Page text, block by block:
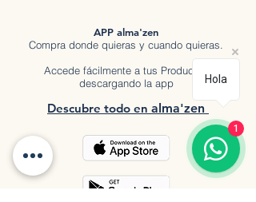
APP alma'zen
Compra donde quieras y cuando quieras.
Accede fácilmente a tus Productos
descargando la app
Descubre todo en a lma'zen
Hola
1